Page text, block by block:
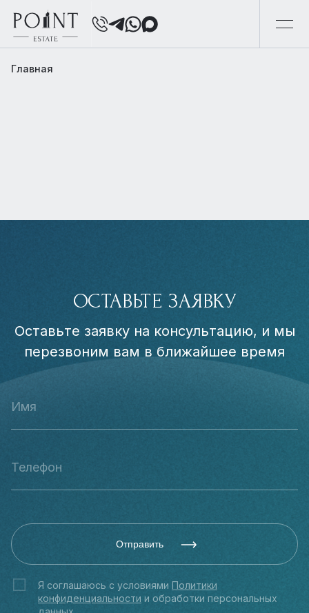
Главная
ОСТАВЬТЕ ЗАЯВКУ
Оставьте заявку на консультацию, и мы
перезвоним вам в ближайшее время
Отправить
Я соглашаюсь с условиями Политики
конфиденциальности и обработки персональных